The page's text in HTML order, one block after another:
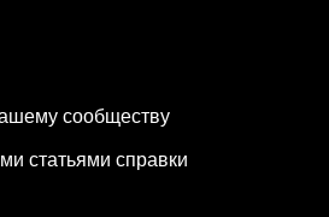
сообществу
статьями справки